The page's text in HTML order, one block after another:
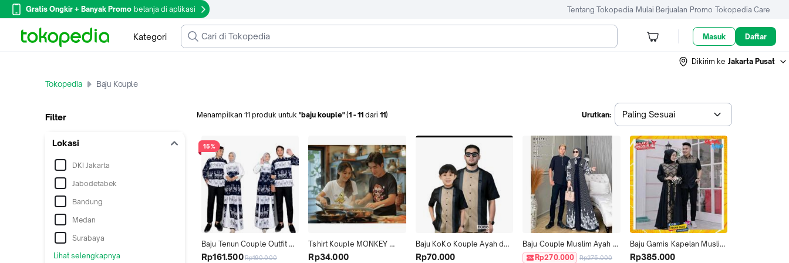
Gratis Ongkir + Banyak Promo belanja di aplikasi Tentang Tokopedia Mulai Berjualan Promo Tokopedia Care
Kategori Masuk Daftar
Dikirim ke Jakarta Pusat
Tokopedia Baju Kouple
Filter
Lokasi
DKI Jakarta
Jabodetabek
Bandung
Medan
Surabaya
Lihat selengkapnya
Menampilkan 11 produk untuk "baju kouple" (1 -11 dari 11) Urutkan: Paling Sesuai
15%
Baju Tenun Couple Outfit
Viral Outfit Raya Gamis
Rp161.500Rp190.000
Tshirt Kouple MONKEY
BANANA Model Terbaru
Rp34.000
Baju KoKo Kouple Ayah dan
Anak Laki Laki Terbaru
Rp70.000
Baju Couple Muslim Ayah
Ibu Hafiza 2 Set Atasan Pria
Rp270.000 Rp275.000
Baju Gamis Kapelan Muslim
Terbaru Pakaian Set Suami
Rp385.000